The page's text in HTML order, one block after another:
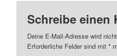
Schreibe einen
Deine E-Mail-Adresse wird
Erforderliche Felder sind mit*